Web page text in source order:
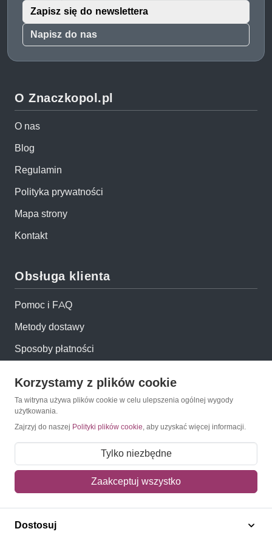
Napisz do nas
Zapisz się do newslettera
O Znaczkopol.pl
O nas
Blog
Regulamin
Polityka prywatności
Mapa strony
Kontakt
Obsługa klienta
Pomoc i FAQ
Metody dostawy
Sposoby płatności
Jak kupować?
Newsletter
Moje zamówienia
Mój koszyk
Korzystamy z plików cookie
Ta witryna używa plików cookie w celu ulepszenia ogólnej wygody
użytkowania.
Zajrzyj do naszej Polityki plików cookie, aby uzyskać więcej informacji.
Tylko niezbędne
Zaakceptuj wszystko
Dostosuj